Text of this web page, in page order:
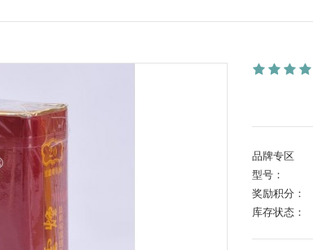
品牌专区
型号：
奖励积分：
库存状态：